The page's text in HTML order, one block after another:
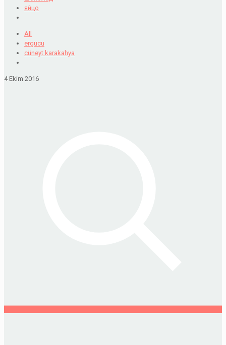
яйцо
All
ergucu
cüneyt karakahya
4 Ekim 2016